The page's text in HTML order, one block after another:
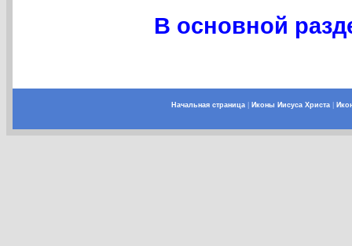
В основной
Начальная страница| Иконы Иисуса Христа|